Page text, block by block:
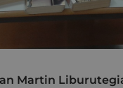
Martin